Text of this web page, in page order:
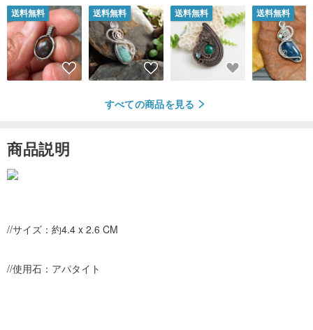
送料無料 送料無料 送料無料 送料無料
すべての商品を見る
商品説明
//サイズ：約4.4 x 2.6 CM
//使用石：アパタイト